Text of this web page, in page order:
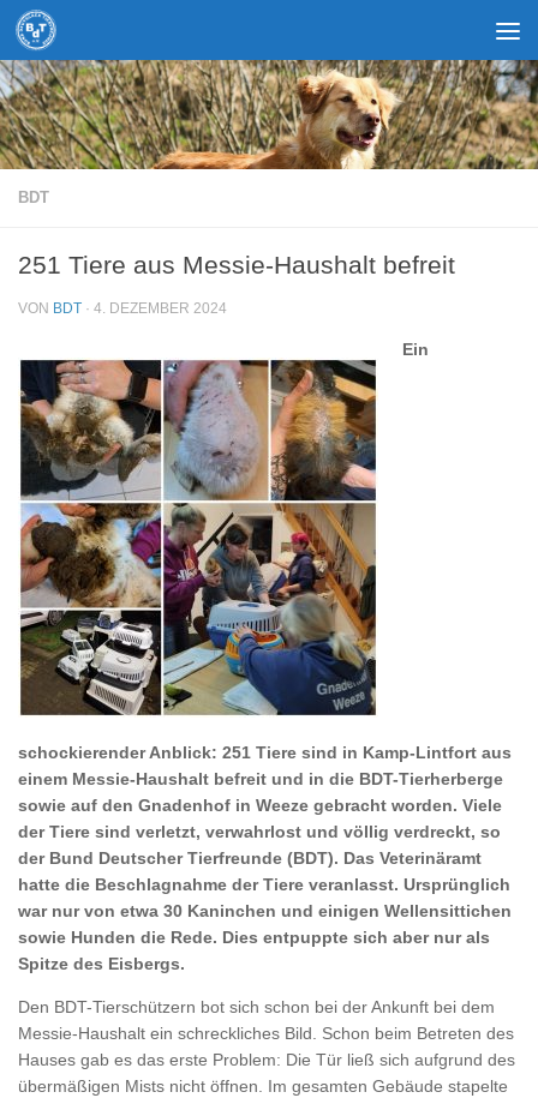
Zum Inhalt springen
BDT
251 Tiere aus Messie-Haushalt befreit
VON BDT · 4. DEZEMBER 2024
Ein
schockierender Anblick: 251 Tiere sind in Kamp-Lintfort aus
einem Messie-Haushalt befreit und in die BDT-Tierherberge
sowie auf den Gnadenhof in Weeze gebracht worden. Viele
der Tiere sind verletzt, verwahrlost und völlig verdreckt, so
der Bund Deutscher Tierfreunde (BDT). Das Veterinäramt
hatte die Beschlagnahme der Tiere veranlasst. Ursprünglich
war nur von etwa 30 Kaninchen und einigen Wellensittichen
sowie Hunden die Rede. Dies entpuppte sich aber nur als
Spitze des Eisbergs.
Den BDT-Tierschützern bot sich schon bei der Ankunft bei dem
Messie-Haushalt ein schreckliches Bild. Schon beim Betreten des
Hauses gab es das erste Problem: Die Tür ließ sich aufgrund des
übermäßigen Mists nicht öffnen. Im gesamten Gebäude stapelte